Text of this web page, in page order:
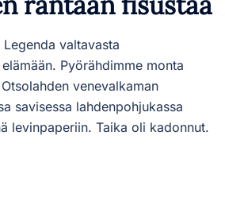
valtavasta
Pyörähdimme monta
venevalkaman
savisessa lahdenpohjukassa
levinpaperiin. Taika oli kadonnut.